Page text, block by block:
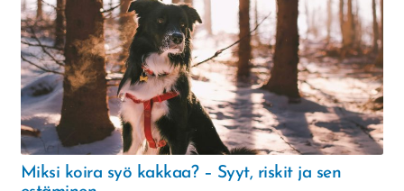
Miksi koira syö kakkaa? – Syyt, riskit ja sen